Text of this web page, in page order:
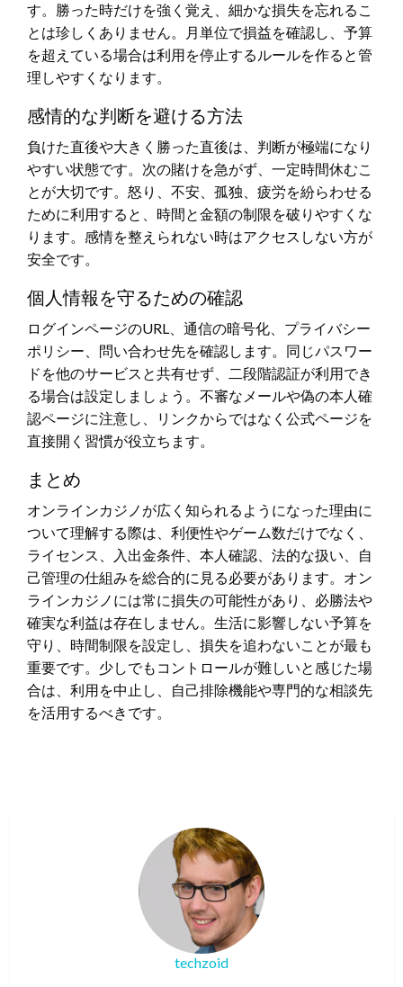
す。勝った時だけを強く覚え、細かな損失を忘れるこ
とは珍しくありません。月単位で損益を確認し、予算
を超えている場合は利用を停止するルールを作ると管
理しやすくなります。
感情的な判断を避ける方法
負けた直後や大きく勝った直後は、判断が極端になり
やすい状態です。次の賭けを急がず、一定時間休むこ
とが大切です。怒り、不安、孤独、疲労を紛らわせる
ために利用すると、時間と金額の制限を破りやすくな
ります。感情を整えられない時はアクセスしない方が
安全です。
個人情報を守るための確認
ログインページのURL、通信の暗号化、プライバシー
ポリシー、問い合わせ先を確認します。同じパスワー
ドを他のサービスと共有せず、二段階認証が利用でき
る場合は設定しましょう。不審なメールや偽の本人確
認ページに注意し、リンクからではなく公式ページを
直接開く習慣が役立ちます。
まとめ
オンラインカジノが広く知られるようになった理由に
ついて理解する際は、利便性やゲーム数だけでなく、
ライセンス、入出金条件、本人確認、法的な扱い、自
己管理の仕組みを総合的に見る必要があります。オン
ラインカジノには常に損失の可能性があり、必勝法や
確実な利益は存在しません。生活に影響しない予算を
守り、時間制限を設定し、損失を追わないことが最も
重要です。少しでもコントロールが難しいと感じた場
合は、利用を中止し、自己排除機能や専門的な相談先
を活用するべきです。
techzoid